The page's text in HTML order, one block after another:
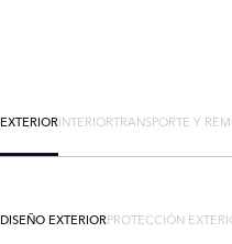
EXTERIORINTERIORTRANSPORTE Y
DISEÑO EXTERIORPROTECCIÓN